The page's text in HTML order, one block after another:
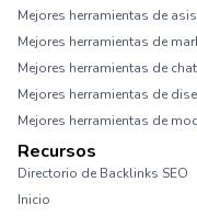
Mejores herramientas de
Mejores herramientas de
Mejores herramientas de
Mejores herramientas de
Mejores herramientas de
Recursos
Directorio de Backlinks SEO
Inicio